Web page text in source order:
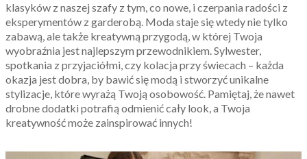
klasyków z naszej szafy z tym, co nowe, i czerpania radości z
eksperymentów z garderobą. Moda staje się wtedy nie tylko
zabawą, ale także kreatywną przygodą, w której Twoja
wyobraźnia jest najlepszym przewodnikiem. Sylwester,
spotkania z przyjaciółmi, czy kolacja przy świecach – każda
okazja jest dobra, by bawić się modą i stworzyć unikalne
stylizacje, które wyrażą Twoją osobowość. Pamiętaj, że nawet
drobne dodatki potrafią odmienić cały look, a Twoja
kreatywność może zainspirować innych!